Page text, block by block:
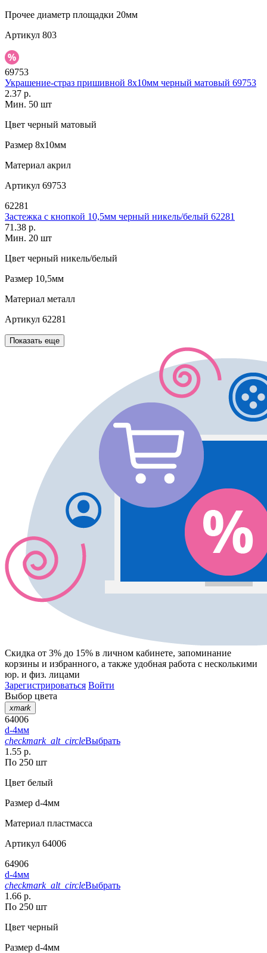
Прочее диаметр площадки 20мм
Артикул 803
69753
Украшение-страз пришивной 8х10мм черный матовый 69753
2.37 р.
Мин. 50 шт
Цвет черный матовый
Размер 8х10мм
Материал акрил
Артикул 69753
62281
Застежка с кнопкой 10,5мм черный никель/белый 62281
71.38 р.
Мин. 20 шт
Цвет черный никель/белый
Размер 10,5мм
Материал металл
Артикул 62281
Показать еще
Скидка от 3% до 15% в личном кабинете, запоминание
корзины и избранного, а также удобная работа с несколькими
юр. и физ. лицами
Зарегистрироваться Войти
Выбор цвета
xmark
64006
d-4мм
checkmark_alt_circleВыбрать
1.55 р.
По 250 шт
Цвет белый
Размер d-4мм
Материал пластмасса
Артикул 64006
64906
d-4мм
checkmark_alt_circleВыбрать
1.66 р.
По 250 шт
Цвет черный
Размер d-4мм